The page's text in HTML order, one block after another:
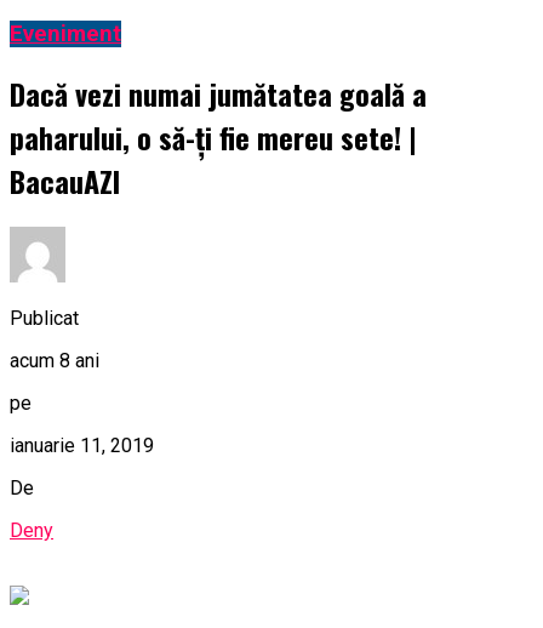
Eveniment
Dacă vezi numai jumătatea goală a
paharului, o să-ți fie mereu sete! |
BacauAZI
Publicat
acum 8 ani
pe
ianuarie 11, 2019
De
Deny